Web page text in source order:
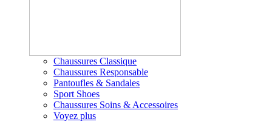
Chaussures Classique
Chaussures Responsable
Pantoufles & Sandales
Sport Shoes
Chaussures Soins & Accessoires
Voyez plus